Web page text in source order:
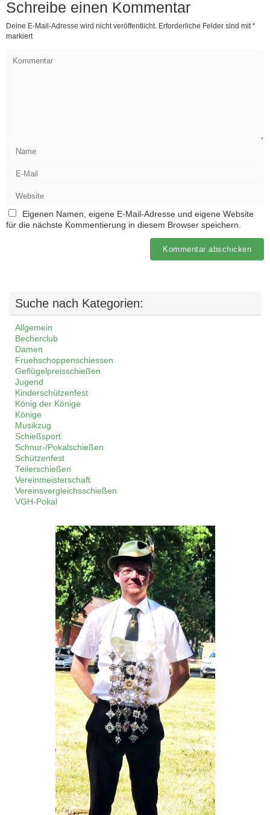
Schreibe einen Kommentar
Deine E-Mail-Adresse wird nicht veröffentlicht. Erforderliche Felder sind mit*
markiert
Eigenen Namen, eigene E-Mail-Adresse und eigene Website
für die nächste Kommentierung in diesem Browser speichern.
Suche nach Kategorien:
Allgemein
Becherclub
Damen
Fruehschoppenschiessen
Geflügelpreisschießen
Jugend
Kinderschützenfest
König der Könige
Könige
Musikzug
Schießsport
Schnur-/Pokalschießen
Schützenfest
Teilerschießen
Vereinmeisterschaft
Vereinsvergleichsschießen
VGH-Pokal